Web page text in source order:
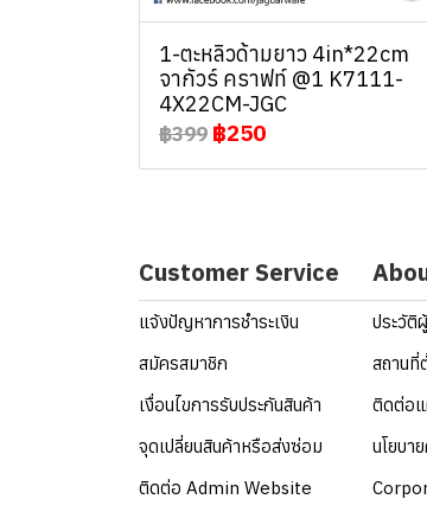
1-ตะหลิวด้ามยาว 4in*22cm
จากัวร์ คราฟท์ @1 K7111-
4X22CM-JGC
฿399 ฿250
Customer Service
แจ้งปัญหาการชำระเงิน
สมัครสมาชิก
เงื่อนไขการรับประกันสินค้า
จุดเปลี่ยนสินค้าหรือส่งซ่อม
ติดต่อ Admin Website
ประวัติ
สถานที่
ติดต่อ
นโยบา